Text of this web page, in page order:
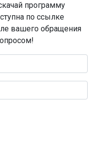
программу
по ссылке
вашего обращения